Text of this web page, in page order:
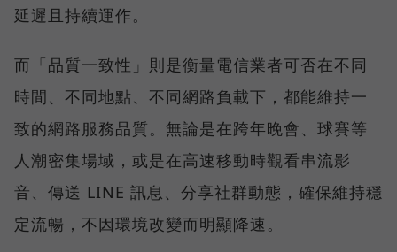
延遲且持續運作。
而「品質一致性」則是衡量電信業者可否在不同
時間、不同地點、不同網路負載下，都能維持一
致的網路服務品質。無論是在跨年晚會、球賽等
人潮密集場域，或是在高速移動時觀看串流影
音、傳送 LINE 訊息、分享社群動態，確保維持穩
定流暢，不因環境改變而明顯降速。